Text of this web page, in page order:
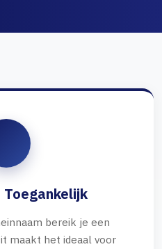
bereik je een
maakt het ideaal voor